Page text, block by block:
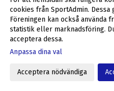
Kvarnby IK - KSF Kosova 1-3
Inför Kvarnby IK - KSF Kosova IF
Kvarnby IK - BK Höllviken 1-4
Inför Kvarnby IK - BK Höllviken
Limhamns FF - Kvarnby IK 5-0
cookies från SportAdmin. Dessa
Föreningen kan också använda
statistik eller marknadsföring.
acceptera dessa.
Anpassa dina val
Acceptera nödvändiga